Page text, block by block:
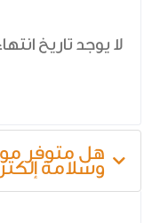
لا يوجد تاريخ
هل متوفر
وسلامة